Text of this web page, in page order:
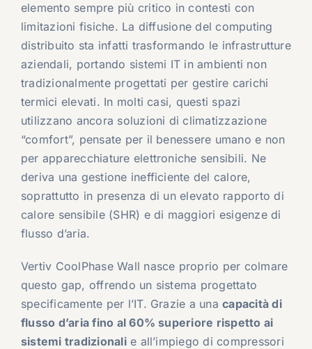
elemento sempre più critico in contesti con
limitazioni fisiche. La diffusione del computing
distribuito sta infatti trasformando le infrastrutture
aziendali, portando sistemi IT in ambienti non
tradizionalmente progettati per gestire carichi
termici elevati. In molti casi, questi spazi
utilizzano ancora soluzioni di climatizzazione
“comfort”, pensate per il benessere umano e non
per apparecchiature elettroniche sensibili. Ne
deriva una gestione inefficiente del calore,
soprattutto in presenza di un elevato rapporto di
calore sensibile (SHR) e di maggiori esigenze di
flusso d’aria.
Vertiv CoolPhase Wall nasce proprio per colmare
questo gap, offrendo un sistema progettato
specificamente per l’IT. Grazie a unacapacità di
flusso d’aria fino al 60% superiore rispetto ai
sistemi tradizionalie all’impiego di compressori